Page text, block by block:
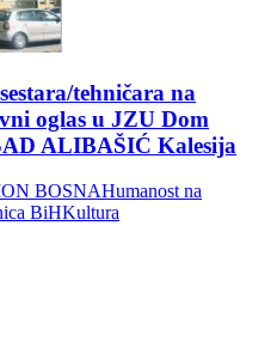
tehničara na
oglas u JZU Dom
ALIBAŠIĆ Kalesija
BOSNAHumanost na
BiHKultura